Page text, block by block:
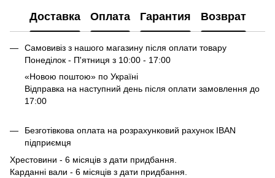
Доставка Оплата Гарантия Возврат
Самовивіз з нашого магазину після оплати товару
Понеділок - П'ятниця з 10:00 - 17:00
«Новою поштою» по Україні
Відправка на наступний день після оплати замовлення до
17:00
Безготівкова оплата на розрахунковий рахунок IBAN
підприємця
Хрестовини - 6 місяців з дати придбання.
Карданні вали - 6 місяців з дати придбання.